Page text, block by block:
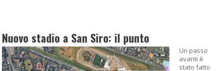
Nuovo stadio a San Siro: il punto
Un passo
avanti è
stato fatto